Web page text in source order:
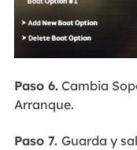
Paso 6.Cambia
Arranque.
Paso 7. Guarda y